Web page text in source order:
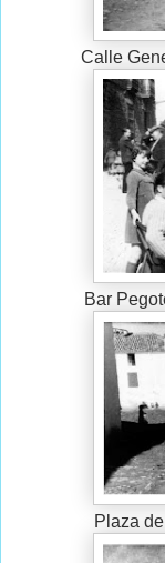
Calle
Bar
Plaza